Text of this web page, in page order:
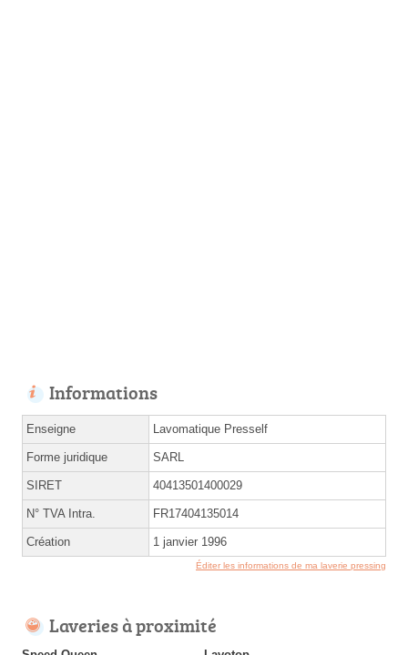
Informations
Enseigne Lavomatique Presself
Forme juridique SARL
SIRET 40413501400029
N° TVA Intra. FR17404135014
Création 1 janvier 1996
Éditer les informations de ma laverie pressing
Laveries à proximité